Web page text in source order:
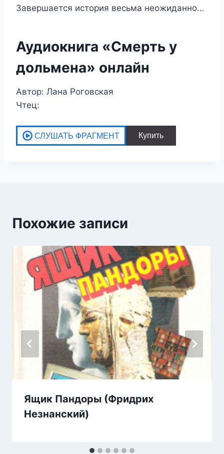
Завершается история весьма неожиданно…
Аудиокнига «Смерть у
дольмена» онлайн
Автор: Лана Роговская
Чтец:
Похожие записи
Ящик Пандоры (Фридрих
Незнанский)